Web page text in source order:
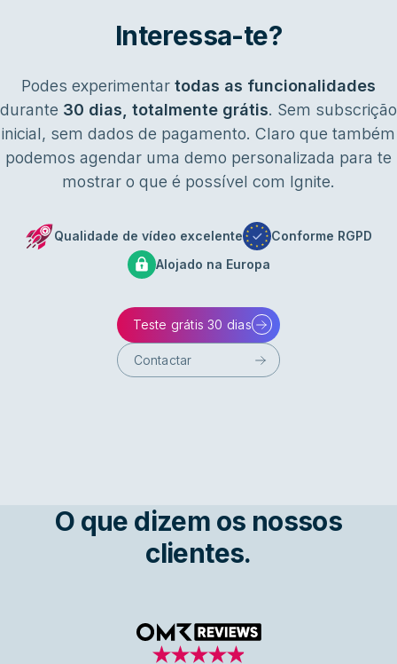
Interessa-te?
Podes experimentar todas as funcionalidades
durante 30 dias, totalmente grátis. Sem subscrição
inicial, sem dados de pagamento. Claro que também
podemos agendar uma demo personalizada para te
mostrar o que é possível com Ignite.
Qualidade de vídeo excelente
Conforme RGPD
Alojado na Europa
Teste grátis 30 dias
Contactar
O que dizem os nossos
clientes.
OMR Reviews